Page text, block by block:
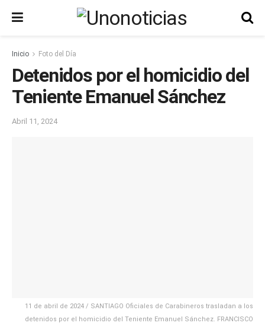
Inicio Foto del Día
Detenidos por el homicidio del
Teniente Emanuel Sánchez
Abril 11, 2024
11 de abril de 2024 / SANTIAGO Oficiales de Carabineros trasladan a los
detenidos por el homicidio del Teniente Emanuel Sánchez. FRANCISCO